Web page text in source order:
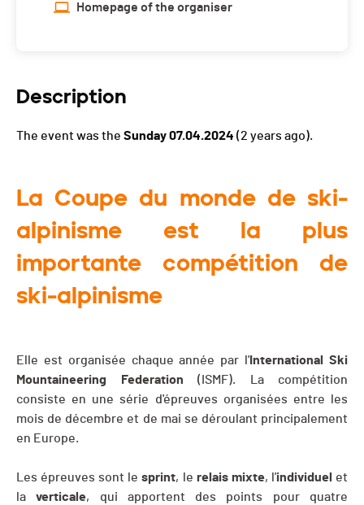
Homepage of the organiser
Description
The event was the Sunday 07.04.2024 (2 years ago).
La Coupe du monde de ski-
alpinisme est la plus
importante compétition de
ski-alpinisme
Elle est organisée chaque année par l' International Ski
Mountaineering Federation (ISMF). La compétition
consiste en une série d'épreuves organisées entre les
mois de décembre et de mai se déroulant principalement
en Europe.
Les épreuves sont lesprint, le relais mixte, l'individuel et
laverticale, qui apportent des points pour quatre